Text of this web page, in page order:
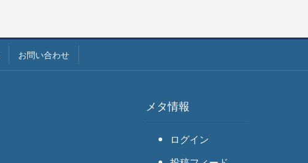
お問い合わせ
メタ情報
ログイン